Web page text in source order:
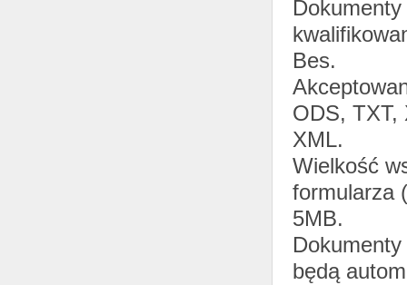
Bes.
ODS, TXT,
XML.
Wielkość
formularza
5MB.
będą